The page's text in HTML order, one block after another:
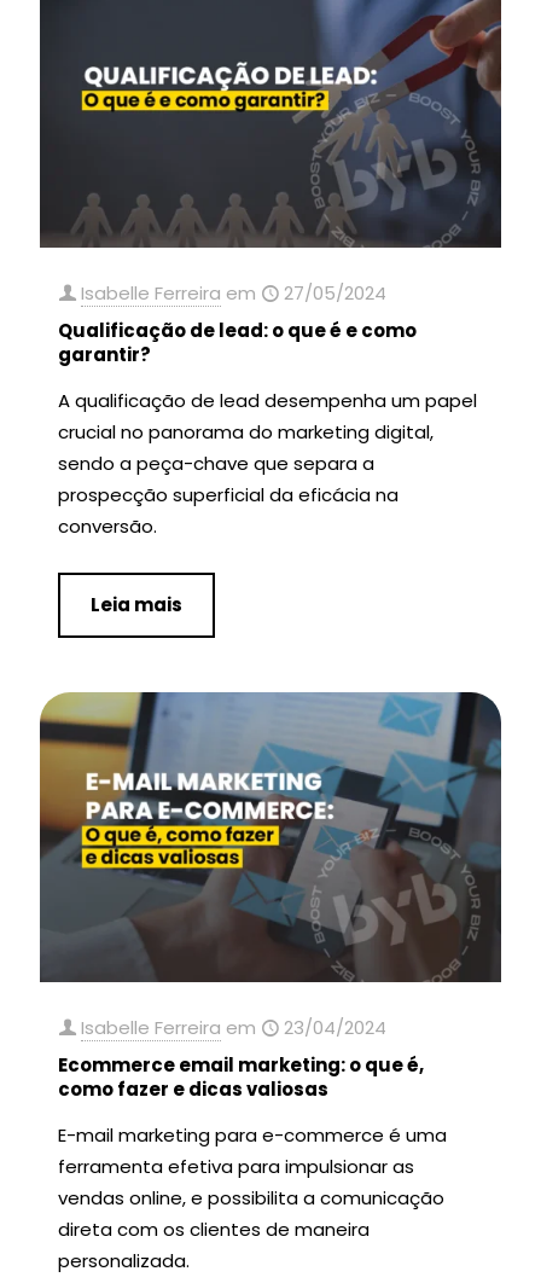
Isabelle Ferreira em
27/05/2024
Qualificação de lead: o que é e como
garantir?
A qualificação de lead desempenha um papel
crucial no panorama do marketing digital,
sendo a peça-chave que separa a
prospecção superficial da eficácia na
conversão.
Leia mais
Isabelle Ferreira em
23/04/2024
Ecommerce email marketing: o que é,
como fazer e dicas valiosas
E-mail marketing para e-commerce é uma
ferramenta efetiva para impulsionar as
vendas online, e possibilita a comunicação
direta com os clientes de maneira
personalizada.